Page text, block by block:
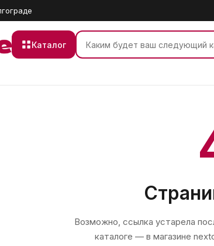
Каталог
Возможно, ссылка устарела
каталоге — в магазине